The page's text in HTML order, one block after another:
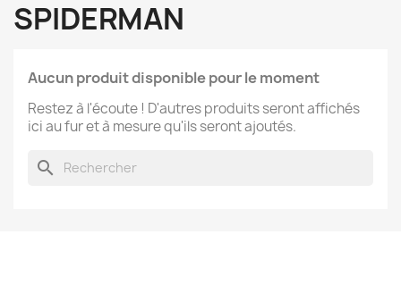
SPIDERMAN
Aucun produit disponible pour le moment
Restez à l'écoute ! D'autres produits seront affichés
ici au fur et à mesure qu'ils seront ajoutés.
search